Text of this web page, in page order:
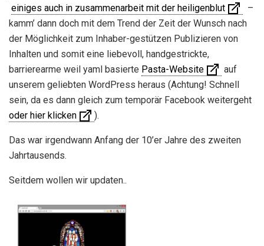
einiges auch in zusammenarbeit mit der heiligenblut
–
kamm’ dann doch mit dem Trend der Zeit der Wunsch nach
der Möglichkeit zum Inhaber-gestützen Publizieren von
Inhalten und somit eine liebevoll, handgestrickte,
barrierearme weil yaml basierte Pasta-Website
auf
unserem geliebten WordPress heraus (Achtung! Schnell
sein, da es dann gleich zum temporär Facebook weitergeht
oder hier klicken
).
Das war irgendwann Anfang der 10’er Jahre des zweiten
Jahrtausends.
Seitdem wollen wir updaten..